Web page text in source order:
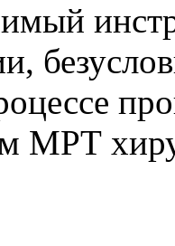
МРТ